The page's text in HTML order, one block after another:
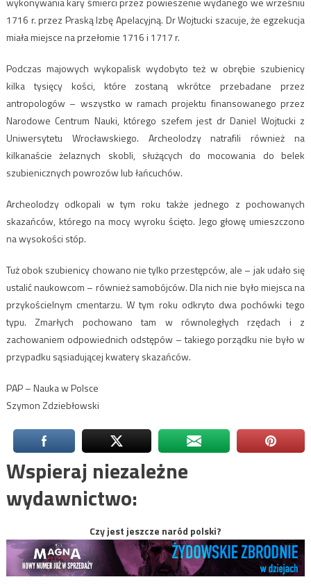
1716 r. przez Praską Izbę Apelacyjną. Dr Wojtucki szacuje, że egzekucja
miała miejsce na przełomie 1716 i 1717 r.
Podczas majowych wykopalisk wydobyto też w obrębie szubienicy
kilka tysięcy kości, które zostaną wkrótce przebadane przez
antropologów – wszystko w ramach projektu finansowanego przez
Narodowe Centrum Nauki, którego szefem jest dr Daniel Wojtucki z
Uniwersytetu Wrocławskiego. Archeolodzy natrafili również na
kilkanaście żelaznych skobli, służących do mocowania do belek
szubienicznych powrozów lub łańcuchów.
Archeolodzy odkopali w tym roku także jednego z pochowanych
skazańców, którego na mocy wyroku ścięto. Jego głowę umieszczono
na wysokości stóp.
Tuż obok szubienicy chowano nie tylko przestępców, ale – jak udało się
ustalić naukowcom – również samobójców. Dla nich nie było miejsca na
przykościelnym cmentarzu. W tym roku odkryto dwa pochówki tego
typu. Zmarłych pochowano tam w równoległych rzędach i z
zachowaniem odpowiednich odstępów – takiego porządku nie było w
przypadku sąsiadującej kwatery skazańców.
PAP – Nauka w Polsce
Szymon Zdziebłowski
Wspieraj niezależne
wydawnictwo:
Czy jest jeszcze naród polski?